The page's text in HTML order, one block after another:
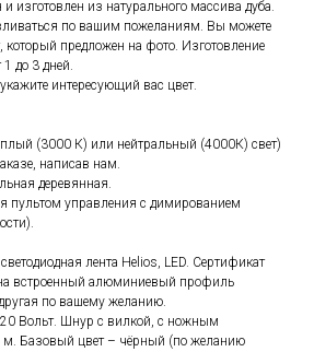
изготовлен из натурального массива дуба.
по вашим пожеланиям. Вы можете
который предложен на фото. Изготовление
до 3 дней.
интересующий вас цвет.
(3000 К) или нейтральный (4000К) свет)
написав нам.
деревянная.
пультом управления с димированием
лента Helios, LED. Сертификат
встроенный алюминиевый профиль
по вашему желанию.
Вольт. Шнур с вилкой, с ножным
м. Базовый цвет – чёрный (по желанию